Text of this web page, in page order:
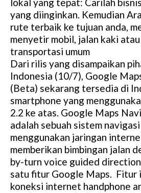
lokal yang tepat: Carilah
yang diinginkan. Kemudian
rute terbaik ke tujuan anda,
menyetir mobil, jalan kaki
transportasi umum
Dari rilis yang disampaikan
Indonesia (10/7), Google
(Beta) sekarang tersedia di
smartphone yang
2.2 ke atas. Google Maps
adalah sebuah sistem navigasi
menggunakan jaringan
memberikan bimbingan jalan
by-turn voice guided
satu fitur Google Maps. Fitur
koneksi internet handphone